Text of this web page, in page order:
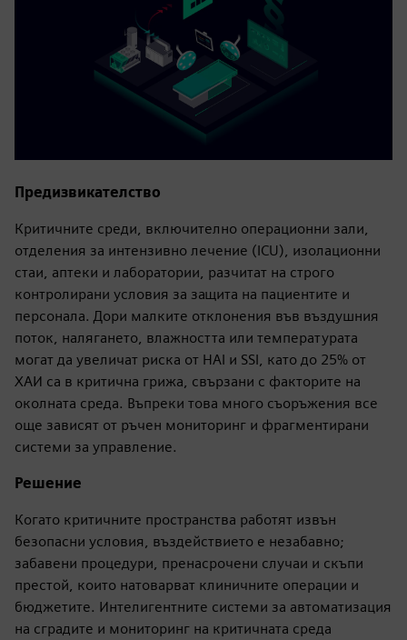
Предизвикателство
Критичните среди, включително операционни зали,
отделения за интензивно лечение (ICU), изолационни
стаи, аптеки и лаборатории, разчитат на строго
контролирани условия за защита на пациентите и
персонала. Дори малките отклонения във въздушния
поток, налягането, влажността или температурата
могат да увеличат риска от HAI и SSI, като до 25% от
ХАИ са в критична грижа, свързани с факторите на
околната среда. Въпреки това много съоръжения все
още зависят от ръчен мониторинг и фрагментирани
системи за управление.
Решение
Когато критичните пространства работят извън
безопасни условия, въздействието е незабавно;
забавени процедури, пренасрочени случаи и скъпи
престой, които натоварват клиничните операции и
бюджетите. Интелигентните системи за автоматизация
на сградите и мониторинг на критичната среда